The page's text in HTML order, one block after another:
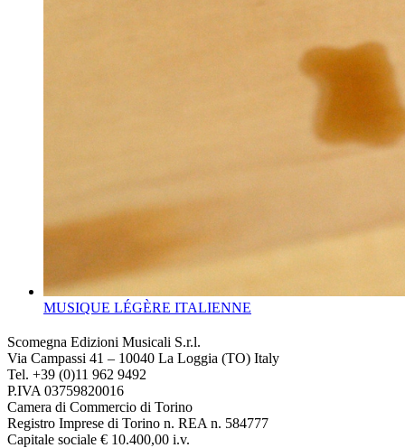
MUSIQUE LÉGÈRE ITALIENNE
Scomegna Edizioni Musicali S.r.l.
Via Campassi 41 – 10040 La Loggia (TO) Italy
Tel. +39 (0)11 962 9492
P.IVA 03759820016
Camera di Commercio di Torino
Registro Imprese di Torino n. REA n. 584777
Capitale sociale € 10.400,00 i.v.